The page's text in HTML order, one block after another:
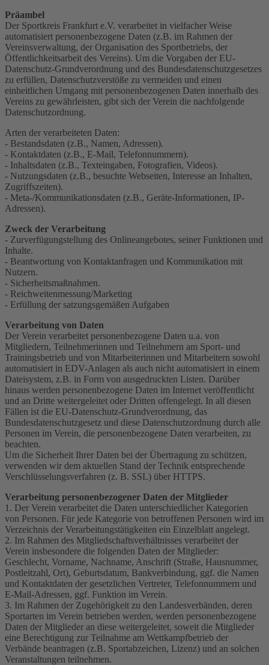
Präambel
Der Sportkreis Frankfurt e.V. verarbeitet in vielfacher Weise
automatisiert personenbezogene Daten (z.B. im Rahmen der
Vereinsverwaltung, der Organisation des Sportbetriebs, der
Öffentlichkeitsarbeit des Vereins). Um die Vorgaben der EU-
Datenschutz-Grundverordnung und des Bundesdatenschutzgesetzes
zu erfüllen, Datenschutzverstöße zu vermeiden und einen
einheitlichen Umgang mit personenbezogenen Daten innerhalb des
Vereins zu gewährleisten, gibt sich der Verein die nachfolgende
Datenschutzordnung.
Arten der verarbeiteten Daten:
- Bestandsdaten (z.B., Namen, Adressen).
- Kontaktdaten (z.B., E-Mail, Telefonnummern).
- Inhaltsdaten (z.B., Texteingaben, Fotografien, Videos).
- Nutzungsdaten (z.B., besuchte Webseiten, Interesse an Inhalten,
Zugriffszeiten).
- Meta-/Kommunikationsdaten (z.B., Geräte-Informationen, IP-
Adressen).
Zweck der Verarbeitung
- Zurverfügungstellung des Onlineangebotes, seiner Funktionen und
Inhalte.
- Beantwortung von Kontaktanfragen und Kommunikation mit
Nutzern.
- Sicherheitsmaßnahmen.
- Reichweitenmessung/Marketing
- Erfüllung der satzungsgemäßen Aufgaben
Verarbeitung von Daten
Der Verein verarbeitet personenbezogene Daten u.a. von
Mitgliedern, Teilnehmerinnen und Teilnehmern am Sport- und
Trainingsbetrieb und von Mitarbeiterinnen und Mitarbeitern sowohl
automatisiert in EDV-Anlagen als auch nicht automatisiert in einem
Dateisystem, z.B. in Form von ausgedruckten Listen. Darüber
hinaus werden personenbezogene Daten im Internet veröffentlicht
und an Dritte weitergeleitet oder Dritten offengelegt. In all diesen
Fällen ist die EU-Datenschutz-Grundverordnung, das
Bundesdatenschutzgesetz und diese Datenschutzordnung durch alle
Personen im Verein, die personenbezogene Daten verarbeiten, zu
beachten.
Um die Sicherheit Ihrer Daten bei der Übertragung zu schützen,
verwenden wir dem aktuellen Stand der Technik entsprechende
Verschlüsselungsverfahren (z. B. SSL) über HTTPS.
Verarbeitung personenbezogener Daten der Mitglieder
1. Der Verein verarbeitet die Daten unterschiedlicher Kategorien
von Personen. Für jede Kategorie von betroffenen Personen wird im
Verzeichnis der Verarbeitungstätigkeiten ein Einzelblatt angelegt.
2. Im Rahmen des Mitgliedschaftsverhältnisses verarbeitet der
Verein insbesondere die folgenden Daten der Mitglieder:
Geschlecht, Vorname, Nachname, Anschrift (Straße, Hausnummer,
Postleitzahl, Ort), Geburtsdatum, Bankverbindung, ggf. die Namen
und Kontaktdaten der gesetzlichen Vertreter, Telefonnummern und
E-Mail-Adressen, ggf. Funktion im Verein.
3. Im Rahmen der Zugehörigkeit zu den Landesverbänden, deren
Sportarten im Verein betrieben werden, werden personenbezogene
Daten der Mitglieder an diese weitergeleitet, soweit die Mitglieder
eine Berechtigung zur Teilnahme am Wettkampfbetrieb der
Verbände beantragen (z.B. Sportabzeichen, Lizenz) und an solchen
Veranstaltungen teilnehmen.